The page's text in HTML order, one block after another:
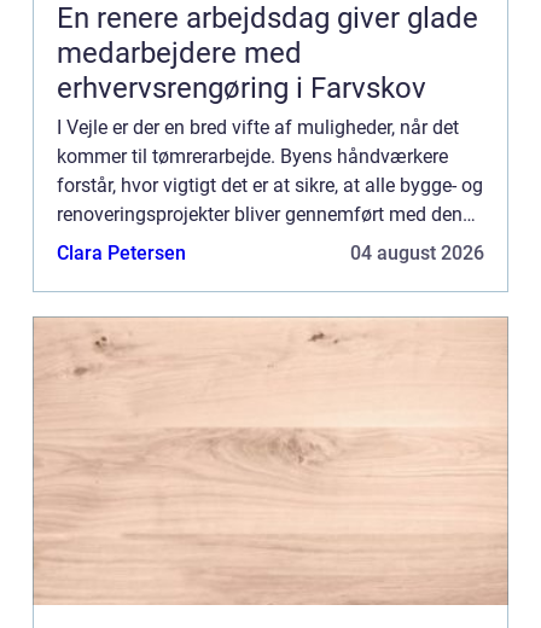
En renere arbejdsdag giver glade
medarbejdere med
erhvervsrengøring i Farvskov
I Vejle er der en bred vifte af muligheder, når det
kommer til tømrerarbejde. Byens håndværkere
forstår, hvor vigtigt det er at sikre, at alle bygge- og
renoveringsprojekter bliver gennemført med den
højes...
Clara Petersen 04 august 2026